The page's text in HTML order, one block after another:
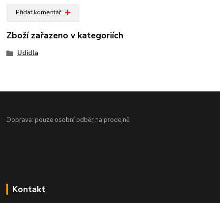
Přidat komentář
Zboží zařazeno v kategoriích
Udidla
Doprava: pouze osobní odběr na prodejně
Kontakt